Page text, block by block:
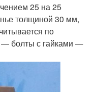
25 на 25
толщиной 30 мм,
по
― болты с гайками ―